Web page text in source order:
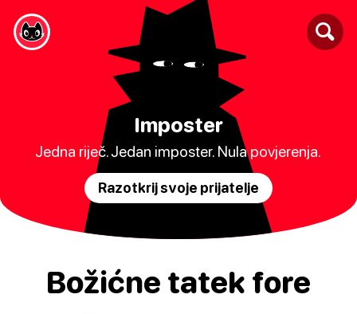
Imposter
Jedna riječ. Jedan imposter. Nula povjerenja.
Razotkrij svoje prijatelje
Božićne tatek fore